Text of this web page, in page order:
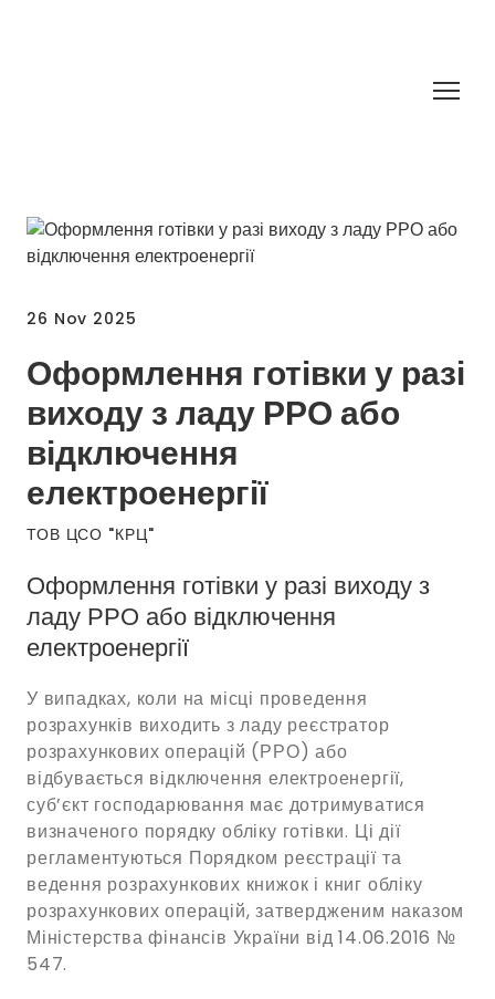
26 Nov 2025
Оформлення готівки у разі
виходу з ладу РРО або
відключення
електроенергії
ТОВ ЦСО "КРЦ"
Оформлення готівки у разі виходу з
ладу РРО або відключення
електроенергії
У випадках, коли на місці проведення
розрахунків виходить з ладу реєстратор
розрахункових операцій (РРО) або
відбувається відключення електроенергії,
суб’єкт господарювання має дотримуватися
визначеного порядку обліку готівки. Ці дії
регламентуються Порядком реєстрації та
ведення розрахункових книжок і книг обліку
розрахункових операцій, затвердженим наказом
Міністерства фінансів України від 14.06.2016 №
547.